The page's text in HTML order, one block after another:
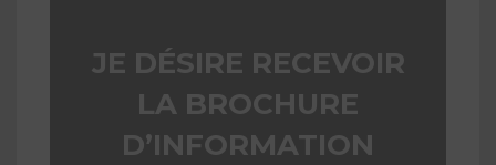
JE DÉSIRE RECEVOIR
LA BROCHURE
D’INFORMATION